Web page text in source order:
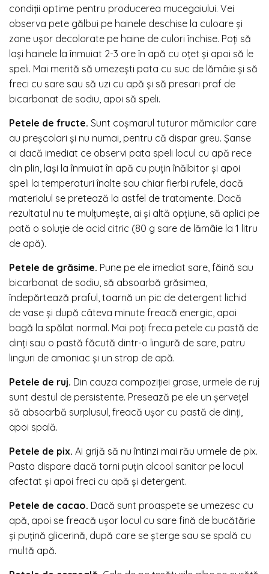
condiții optime pentru producerea mucegaiului. Vei
observa pete gălbui pe hainele deschise la culoare și
zone ușor decolorate pe haine de culori închise. Poți să
lași hainele la înmuiat 2-3 ore în apă cu oțet și apoi să le
speli. Mai merită să umezești pata cu suc de lămâie și să
freci cu sare sau să uzi cu apă și să presari praf de
bicarbonat de sodiu, apoi să speli.
Petele de fructe. Sunt coșmarul tuturor mămicilor care
au preșcolari și nu numai, pentru că dispar greu. Șanse
ai dacă imediat ce observi pata speli locul cu apă rece
din plin, lași la înmuiat în apă cu puțin înălbitor și apoi
speli la temperaturi înalte sau chiar fierbi rufele, dacă
materialul se pretează la astfel de tratamente. Dacă
rezultatul nu te mulțumește, ai și altă opțiune, să aplici pe
pată o soluție de acid citric (80 g sare de lămâie la 1 litru
de apă).
Petele de grăsime. Pune pe ele imediat sare, făină sau
bicarbonat de sodiu, să absoarbă grăsimea,
îndepărtează praful, toarnă un pic de detergent lichid
de vase și după câteva minute freacă energic, apoi
bagă la spălat normal. Mai poți freca petele cu pastă de
dinți sau o pastă făcută dintr-o lingură de sare, patru
linguri de amoniac și un strop de apă.
Petele de ruj. Din cauza compoziției grase, urmele de ruj
sunt destul de persistente. Presează pe ele un șervețel
să absoarbă surplusul, freacă ușor cu pastă de dinți,
apoi spală.
Petele de pix. Ai grijă să nu întinzi mai rău urmele de pix.
Pasta dispare dacă torni puțin alcool sanitar pe locul
afectat și apoi freci cu apă și detergent.
Petele de cacao. Dacă sunt proaspete se umezesc cu
apă, apoi se freacă ușor locul cu sare fină de bucătărie
și puțină glicerină, după care se șterge sau se spală cu
multă apă.